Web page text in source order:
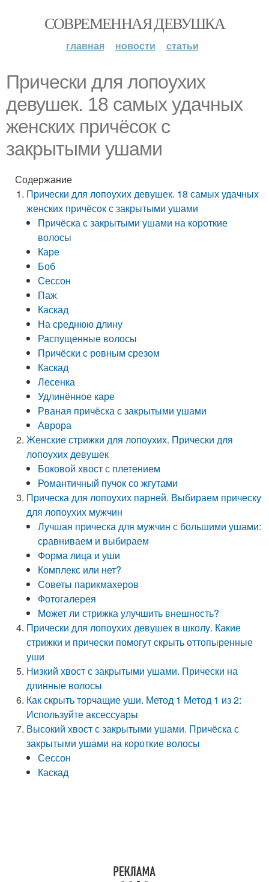
СОВРЕМЕННАЯ ДЕВУШКА
главная новости статьи
Прически для лопоухих
девушек. 18 самых удачных
женских причёсок с
закрытыми ушами
Содержание
Прически для лопоухих девушек. 18 самых удачных
женских причёсок с закрытыми ушами
Причёска с закрытыми ушами на короткие
волосы
Каре
Боб
Сессон
Паж
Каскад
На среднюю длину
Распущенные волосы
Причёски с ровным срезом
Каскад
Лесенка
Удлинённое каре
Рваная причёска с закрытыми ушами
Аврора
Женские стрижки для лопоухих. Прически для
лопоухих девушек
Боковой хвост с плетением
Романтичный пучок со жгутами
Прическа для лопоухих парней. Выбираем прическу
для лопоухих мужчин
Лучшая прическа для мужчин с большими ушами:
сравниваем и выбираем
Форма лица и уши
Комплекс или нет?
Советы парикмахеров
Фотогалерея
Может ли стрижка улучшить внешность?
Прически для лопоухих девушек в школу. Какие
стрижки и прически помогут скрыть оттопыренные
уши
Низкий хвост с закрытыми ушами. Прически на
длинные волосы
Как скрыть торчащие уши. Метод 1 Метод 1 из 2:
Используйте аксессуары
Высокий хвост с закрытыми ушами. Причёска с
закрытыми ушами на короткие волосы
Сессон
Каскад